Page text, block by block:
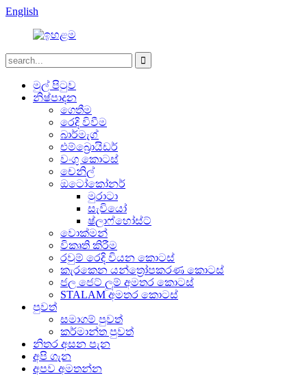
English
මුල් පිටුව
නිෂ්පාදන
ගෙතීම
රෙදි විවීම
බාර්මැග්
එම්බ්‍රොයිඩර්
වංගු කොටස්
චෙනිල්
ඔටෝකෝනර්
මුරාටා
සැවියෝ
ෂ්ලාෆ්හෝස්ට්
වොක්මන්
විකෘති කිරීම
රවුම් රෙදි වියන කොටස්
කැරකෙන යන්ත්‍රෝපකරණ කොටස්
ජල ජෙට් ලූම් අමතර කොටස්
STALAM අමතර කොටස්
පුවත්
සමාගම් පුවත්
කර්මාන්ත පුවත්
නිතර අසන පැන
අපි ගැන
අපව අමතන්න